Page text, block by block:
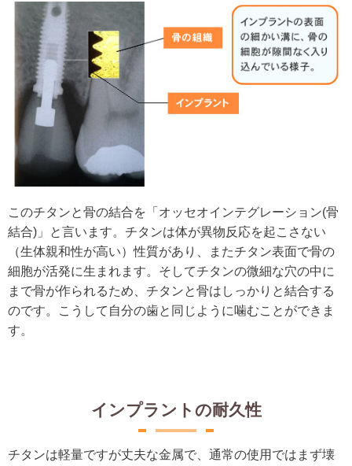
このチタンと骨の結合を「オッセオインテグレーション(骨
結合)」と言います。チタンは体が異物反応を起こさない
（生体親和性が高い）性質があり、またチタン表面で骨の
細胞が活発に生まれます。そしてチタンの微細な穴の中に
まで骨が作られるため、チタンと骨はしっかりと結合する
のです。こうして自分の歯と同じように噛むことができま
す。
インプラントの耐久性
チタンは軽量ですが丈夫な金属で、通常の使用ではまず壊